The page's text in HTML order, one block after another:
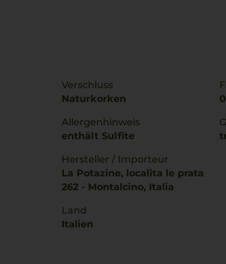
Verschluss
Naturkorken
Allergenhinweis
enthält Sulfite
Hersteller / Importeur
La Potazine, localita le prata
262 - Montalcino, Italia
Land
Italien